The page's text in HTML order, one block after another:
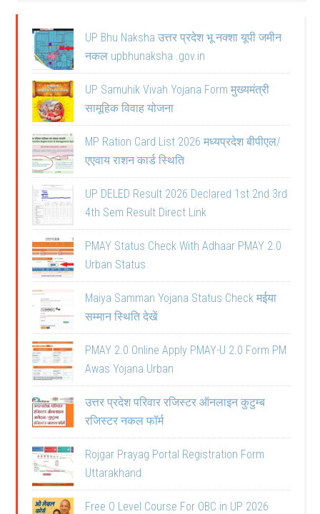
UP Bhu Naksha उत्तर प्रदेश भू नक्शा यूपी जमीन
नकल upbhunaksha .gov.in
UP Samuhik Vivah Yojana Form मुख्यमंत्री
सामूहिक विवाह योजना
MP Ration Card List 2026 मध्यप्रदेश बीपीएल/
एएवाय राशन कार्ड स्थिति
UP DELED Result 2026 Declared 1st 2nd 3rd
4th Sem Result Direct Link
PMAY Status Check With Adhaar PMAY 2.0
Urban Status
Maiya Samman Yojana Status Check मईया
सम्मान स्थिति देखें
PMAY 2.0 Online Apply PMAY-U 2.0 Form PM
Awas Yojana Urban
उत्तर प्रदेश परिवार रजिस्टर ऑनलाइन कुटुम्ब
रजिस्टर नकल फॉर्म
Rojgar Prayag Portal Registration Form
Uttarakhand
Free O Level Course For OBC in UP 2026